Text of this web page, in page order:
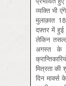
व्यक्ति भी
मुलाक़ात
दफ़्तर में हुई
लेकिन
अगस्त के
मित्रता
दिन